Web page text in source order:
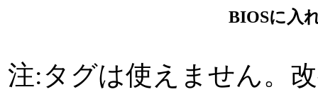
BIOSに入
注:タグは使えません。